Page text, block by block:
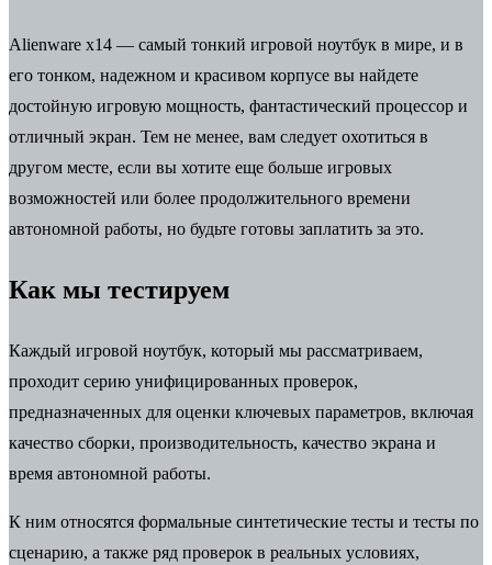
Alienware x14 — самый тонкий игровой ноутбук в мире, и в
его тонком, надежном и красивом корпусе вы найдете
достойную игровую мощность, фантастический процессор и
отличный экран. Тем не менее, вам следует охотиться в
другом месте, если вы хотите еще больше игровых
возможностей или более продолжительного времени
автономной работы, но будьте готовы заплатить за это.
Как мы тестируем
Каждый игровой ноутбук, который мы рассматриваем,
проходит серию унифицированных проверок,
предназначенных для оценки ключевых параметров, включая
качество сборки, производительность, качество экрана и
время автономной работы.
К ним относятся формальные синтетические тесты и тесты по
сценарию, а также ряд проверок в реальных условиях,